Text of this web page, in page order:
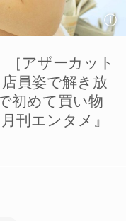
［アザーカット
員姿で解き放
初めて買い物
刊エンタメ』